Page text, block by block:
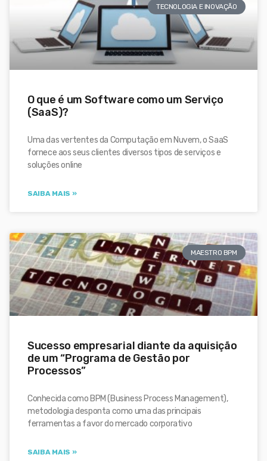
TECNOLOGIA E INOVAÇÃO
O que é um Software como um Serviço
(SaaS)?
Uma das vertentes da Computação em Nuvem, o SaaS
fornece aos seus clientes diversos tipos de serviços e
soluções online
SAIBA MAIS »
MAESTRO BPM
Sucesso empresarial diante da aquisição
de um “Programa de Gestão por
Processos”
Conhecida como BPM (Business Process Management),
metodologia desponta como uma das principais
ferramentas a favor do mercado corporativo
SAIBA MAIS »